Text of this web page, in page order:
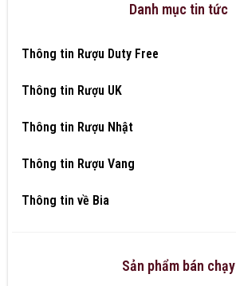
Danh mục tin tức
Thông tin Rượu Duty Free
Thông tin Rượu UK
Thông tin Rượu Nhật
Thông tin Rượu Vang
Thông tin về Bia
Sản phẩm bán chạy